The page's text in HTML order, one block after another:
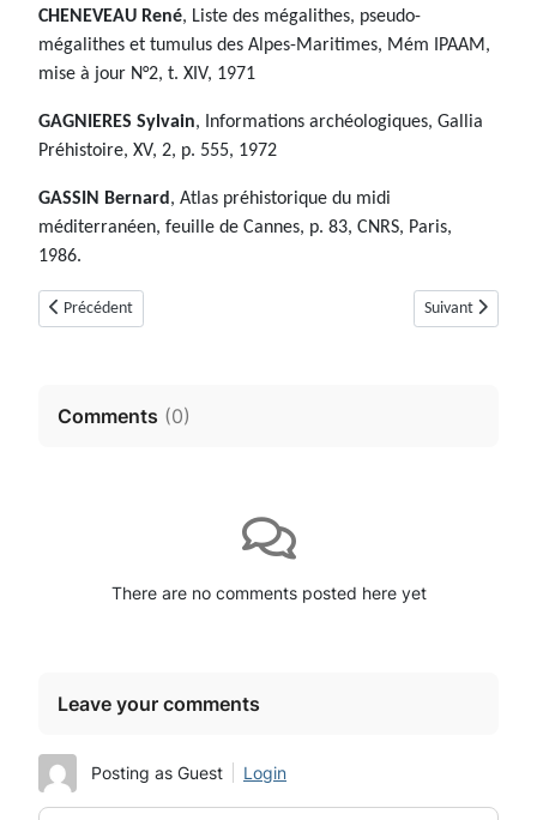
CHENEVEAU René, Liste des mégalithes, pseudo-
mégalithes et tumulus des Alpes-Maritimes, Mém IPAAM,
mise à jour N°2, t. XIV, 1971
GAGNIERES Sylvain, Informations archéologiques, Gallia
Préhistoire, XV, 2, p. 555, 1972
GASSIN Bernard, Atlas préhistorique du midi
méditerranéen, feuille de Cannes, p. 83, CNRS, Paris,
1986.
Article précédent : Dolmen ou Tumulus des Vallons (Saint-Cézaire-sur-
Précédent Article suivant :
Suivant
Comments (0)
There are no comments posted here yet
Leave your comments
Posting as Guest Login